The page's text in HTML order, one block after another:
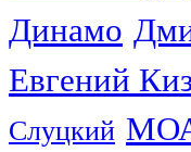
Динамо
Евгений
Слуцкий МОА